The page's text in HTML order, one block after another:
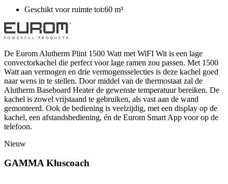
Geschikt voor ruimte tot:60 m³
De Eurom Alutherm Plint 1500 Watt met WiFI Wit is een lage
convectorkachel die perfect voor lage ramen zou passen. Met 1500
Watt aan vermogen en drie vermogensselecties is deze kachel goed
naar wens in te stellen. Door middel van de thermostaat zal de
Alutherm Baseboard Heater de gewenste temperatuur bereiken. De
kachel is zowel vrijstaand te gebruiken, als vast aan de wand
gemonteerd. Ook de bediening is veelzijdig, met een display op de
kachel, een afstandsbediening, én de Eurom Smart App voor op de
telefoon.
Nieuw
GAMMA Kluscoach